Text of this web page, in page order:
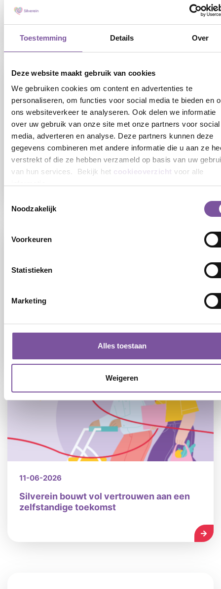
Toestemming Details Over
Deze website maakt gebruik van cookies
We gebruiken cookies om content en advertenties te
personaliseren, om functies voor social media te bieden en
ons websiteverkeer te analyseren. Ook delen we informatie
over uw gebruik van onze site met onze partners voor social
media, adverteren en analyse. Deze partners kunnen deze
gegevens combineren met andere informatie die u aan ze
verstrekt of die ze hebben verzameld op basis van uw
van hun services. Bekijk het cookieoverzicht voor alle
Noodzakelijk
Voorkeuren
Statistieken
Marketing
Alles toestaan
Weigeren
werken mét de zekerheid van loondienst
10-07-2026
Silverein start pilot met nieuwe functie
Leefondersteuner
cliënten van Silverein
11-06-2026
Silverein bouwt vol vertrouwen aan een
zelfstandige toekomst